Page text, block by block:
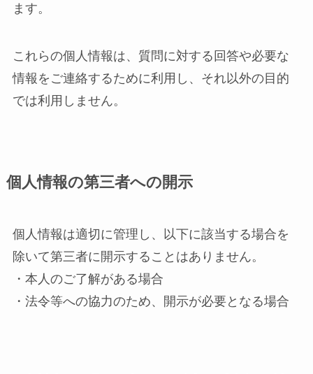
ます。
これらの個人情報は、質問に対する回答や必要な
情報をご連絡するために利用し、それ以外の目的
では利用しません。
個人情報の第三者への開示
個人情報は適切に管理し、以下に該当する場合を
除いて第三者に開示することはありません。
・本人のご了解がある場合
・法令等への協力のため、開示が必要となる場合